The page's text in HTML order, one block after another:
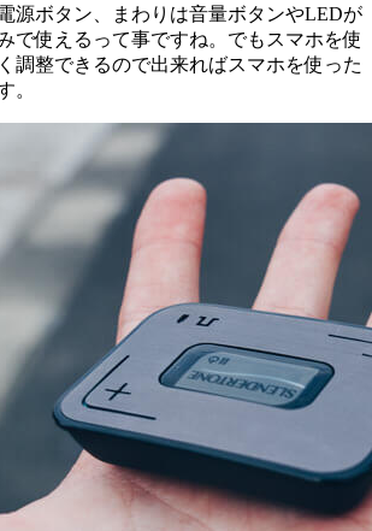
源ボタン、まわりは音量ボタンやLEDが
で使えるって事ですね。でもスマホを使
調整できるので出来ればスマホを使った
。